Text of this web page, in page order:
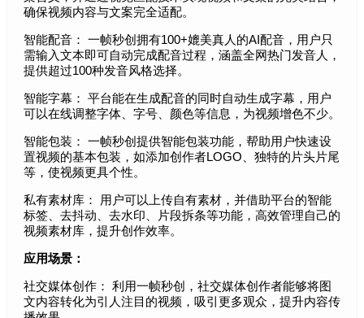
确保视频内容与文案完全适配。
智能配音： 一帧秒创拥有100+媲美真人的AI配音，用户只
需输入文本即可自动完成配音过程，涵盖全网热门发音人，
提供超过100种发音风格选择。
智能字幕： 平台能在生成配音的同时自动生成字幕，用户
可以在线调整字体、字号、颜色等信息，为视频增色不少。
智能包装： 一帧秒创提供智能包装功能，帮助用户快速设
置视频的基本包装，如添加创作者LOGO、独特的片头片尾
等，使视频更具个性。
私有素材库： 用户可以上传自有素材，并借助平台的智能
标签、去抖动、去水印、片段拆条等功能，高效管理自己的
视频素材库，提升创作效率。
应用场景：
社交媒体创作： 利用一帧秒创，社交媒体创作者能够将图
文内容转化为引人注目的视频，吸引更多观众，提升内容传